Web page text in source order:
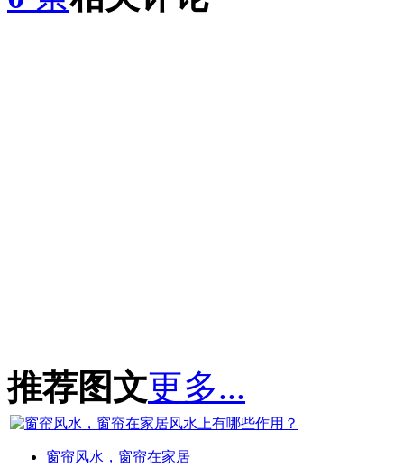
推荐图文更多...
窗帘风水，窗帘在家居